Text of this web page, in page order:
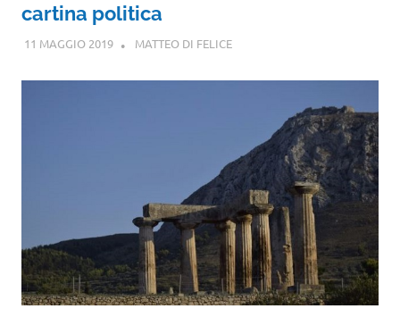
cartina politica
11 MAGGIO 2019 MATTEO DI FELICE